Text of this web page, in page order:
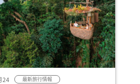
24 最新旅行情報